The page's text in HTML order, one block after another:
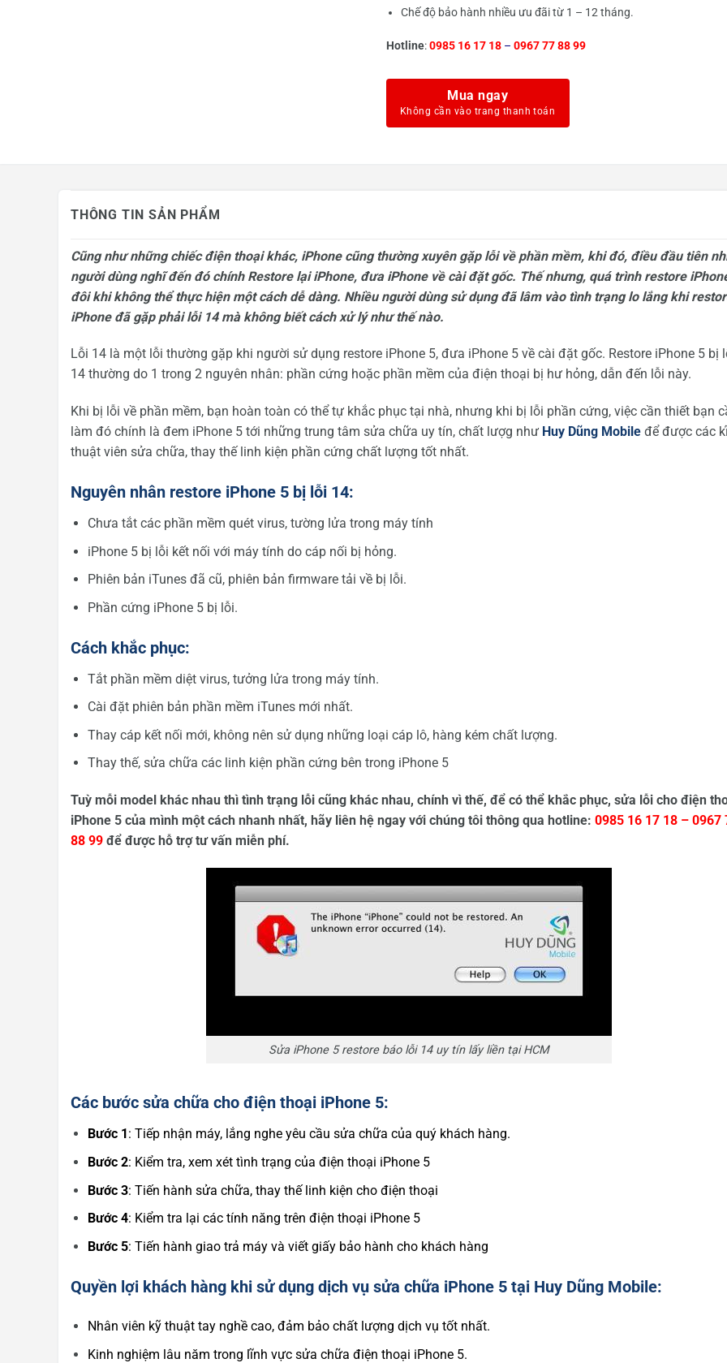
Chế độ bảo hành nhiều ưu đãi từ 1 – 12 tháng.
Hotline:0985 16 17 18– 0967 77 88 99
Mua ngay
THÔNG TIN SẢN PHẨM
Cũng như những chiếc điện thoại khác, iPhone cũng thường xuyên gặp lỗi về phần mềm, khi đó, điều đầu tiên
người dùng nghĩ đến đó chính Restore lại iPhone, đưa iPhone về cài đặt gốc. Thế nhưng, quá trình restore
đôi khi không thể thực hiện một cách dễ dàng. Nhiều người dùng sử dụng đã lâm vào tình trạng lo lắng khi
iPhone đã gặp phải lỗi 14 mà không biết cách xử lý như thế nào.
Lỗi 14 là một lỗi thường gặp khi người sử dụng restore iPhone 5, đưa iPhone 5 về cài đặt gốc. Restore iPhone 5 bị
14 thường do 1 trong 2 nguyên nhân: phần cứng hoặc phần mềm của điện thoại bị hư hỏng, dẫn đến lỗi này.
Khi bị lỗi về phần mềm, bạn hoàn toàn có thể tự khắc phục tại nhà, nhưng khi bị lỗi phần cứng, việc cần thiết bạn
làm đó chính là đem iPhone 5 tới những trung tâm sửa chữa uy tín, chất lượg như Huy Dũng Mobile để được các
thuật viên sửa chữa, thay thế linh kiện phần cứng chất lượng tốt nhất.
Nguyên nhân restore iPhone 5 bị lỗi 14:
Chưa tắt các phần mềm quét virus, tường lửa trong máy tính
iPhone 5 bị lỗi kết nối với máy tính do cáp nối bị hỏng.
Phiên bản iTunes đã cũ, phiên bản firmware tải về bị lỗi.
Phần cứng iPhone 5 bị lỗi.
Cách khắc phục:
Tắt phần mềm diệt virus, tưởng lửa trong máy tính.
Cài đặt phiên bản phần mềm iTunes mới nhất.
Thay cáp kết nối mới, không nên sử dụng những loại cáp lô, hàng kém chất lượng.
Thay thế, sửa chữa các linh kiện phần cứng bên trong iPhone 5
Tuỳ mỗi model khác nhau thì tình trạng lỗi cũng khác nhau, chính vì thế, để có thể khắc phục, sửa lỗi cho điện
iPhone 5 của mình một cách nhanh nhất, hãy liên hệ ngay với chúng tôi thông qua hotline: 0985 16 17 18 – 0967
88 99 để được hỗ trợ tư vấn miễn phí.
Sửa iPhone 5 restore báo lỗi 14 uy tín lấy liền tại HCM
Các bước sửa chữa cho điện thoại iPhone 5:
Bước 1 : Tiếp nhận máy, lắng nghe yêu cầu sửa chữa của quý khách hàng.
Bước 2: Kiểm tra, xem xét tình trạng của điện thoại iPhone 5
Bước 3: Tiến hành sửa chữa, thay thế linh kiện cho điện thoại
Bước 4: Kiểm tra lại các tính năng trên điện thoại iPhone 5
Bước 5: Tiến hành giao trả máy và viết giấy bảo hành cho khách hàng
Quyền lợi khách hàng khi sử dụng dịch vụ sửa chữa iPhone 5 tại Huy Dũng Mobile:
Nhân viên kỹ thuật tay nghề cao, đảm bảo chất lượng dịch vụ tốt nhất.
Kinh nghiệm lâu năm trong lĩnh vực sửa chữa điện thoại iPhone 5.